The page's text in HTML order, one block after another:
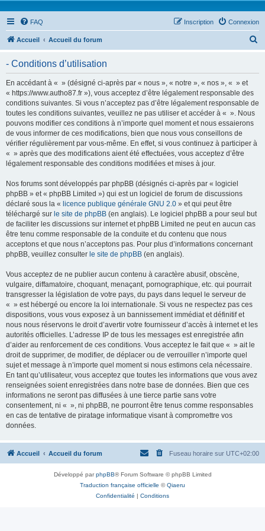
FAQ Connexion
Inscription
Accueil Accueil du forum
- Conditions d’utilisation
En accédant à « » (désigné ci-après par « nous », « notre », « nos », « » et
« https://www.autho87.fr »), vous acceptez d’être légalement responsable des
conditions suivantes. Si vous n’acceptez pas d’être légalement responsable de
toutes les conditions suivantes, veuillez ne pas utiliser et accéder à « ». Nous
pouvons modifier ces conditions à n’importe quel moment et nous essaierons
de vous informer de ces modifications, bien que nous vous conseillons de
vérifier régulièrement par vous-même. En effet, si vous continuez à participer à
« » après que des modifications aient été effectuées, vous acceptez d’être
légalement responsable des conditions modifiées et mises à jour.
Nos forums sont développés par phpBB (désignés ci-après par « logiciel
phpBB » et « phpBB Limited ») qui est un logiciel de forum de discussions
déclaré sous la « licence publique générale GNU 2.0 » et qui peut être
téléchargé sur le site de phpBB (en anglais). Le logiciel phpBB a pour seul but
de faciliter les discussions sur internet et phpBB Limited ne peut en aucun cas
être tenu comme responsable de la conduite et du contenu que nous
acceptons et que nous n’acceptons pas. Pour plus d’informations concernant
phpBB, veuillez consulter le site de phpBB (en anglais).
Vous acceptez de ne publier aucun contenu à caractère abusif, obscène,
vulgaire, diffamatoire, choquant, menaçant, pornographique, etc. qui pourrait
transgresser la législation de votre pays, du pays dans lequel le serveur de
« » est hébergé ou encore la loi internationale. Si vous ne respectez pas ces
dispositions, vous vous exposez à un bannissement immédiat et définitif et
nous nous réservons le droit d’avertir votre fournisseur d’accès à internet et les
autorités officielles. L’adresse IP de tous les messages est enregistrée afin
d’aider au renforcement de ces conditions. Vous acceptez le fait que « » ait le
droit de supprimer, de modifier, de déplacer ou de verrouiller n’importe quel
sujet et message à n’importe quel moment si nous estimons cela nécessaire.
En tant qu’utilisateur, vous acceptez que toutes les informations que vous avez
renseignées soient enregistrées dans notre base de données. Bien que ces
informations ne seront pas diffusées à une tierce partie sans votre
consentement, ni « », ni phpBB, ne pourront être tenus comme responsables
en cas de tentative de piratage informatique visant à compromettre vos
données.
Accueil Accueil du forum Fuseau horaire sur UTC+02:00
Développé parphpBB® Forum Software © phpBB Limited
Traduction française officielle ©Qiaeru
Confidentialité | Conditions